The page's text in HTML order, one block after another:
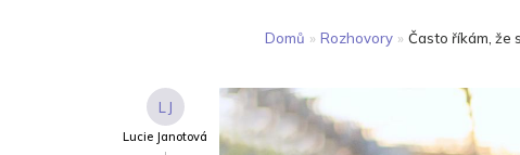
Domů » Rozhovory » Často říkám, že
LJ
Lucie Janotová